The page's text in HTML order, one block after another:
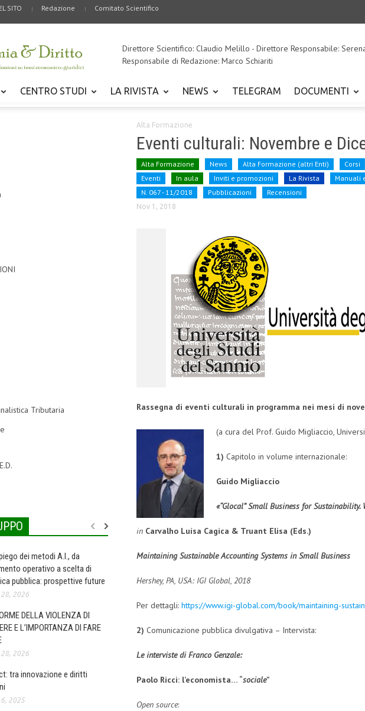
SITO Redazione Comitato Scientifico
Direttore Scientifico: Claudio Melillo - Direttore Responsabile:
Responsabile di Redazione: Marco Schiariti
CENTRO STUDI LA RIVISTA NEWS TELEGRAM DOCUMENTI
Tributaria
dei metodi A.I., da
operativo a scelta di
pubblica: prospettive future
2026
DELLA VIOLENZA DI
E L’IMPORTANZA DI FARE
2026
tra innovazione e diritti
2025
Alta Formazione
Eventi culturali: Novembre e
Alta Formazione News Alta Formazione (altri Enti) Corsi
Eventi
In aula Inviti e promozioni La Rivista
Manuali
N. 067 - 11/2018
Pubblicazioni Recensioni
Nov 1, 2018
Rassegna di eventi culturali in programma nei mesi di
(a cura del Prof. Guido Migliaccio,
1) Capitolo in volume internazionale:
Guido Migliaccio
«“Glocal” Small Business for Sustainability.
in Carvalho Luísa Cagica & Truant Elisa (Eds.)
Maintaining Sustainable Accounting Systems in Small Business
Hershey, PA, USA: IGI Global, 2018
Per dettagli:https://www.igi-global.com/book/maintaining-
2) Comunicazione pubblica divulgativa – Intervista:
Le interviste di Franco Genzale:
Paolo Ricci: l’economista… “sociale”
Open source: